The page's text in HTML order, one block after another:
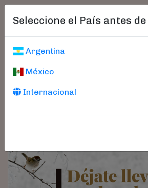
Seleccione el País antes
Argentina
México
Internacional